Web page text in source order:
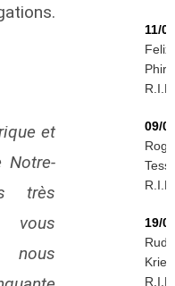
et
Notre-
très
vous
nous
11/
Felix
Phiri
R.I.P.
09/
R.I.P.
19/
R.I.P.